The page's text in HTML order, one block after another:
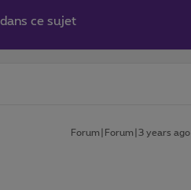
ce sujet
Forum|Forum|3 years ago